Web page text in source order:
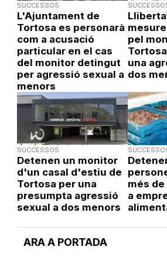
ARA A PORTADA
SUCCESSOS
L'Ajuntament de
Tortosa es personarà
com a acusació
particular en el cas
del monitor detingut
per agressió sexual a
menors
pel
una
dos
SUCCESSOS
Detenen un monitor
d'un casal d'estiu de
Tortosa per una
presumpta agressió
sexual a dos menors
més
a